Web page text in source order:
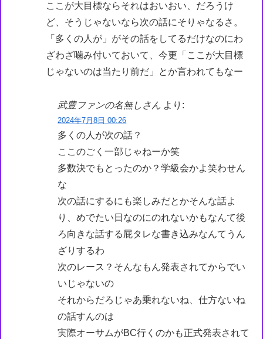
ここが大目標ならそれはおいおい、だろうけ
ど、そうじゃないなら次の話にそりゃなるさ。
「多くの人が」がその話をしてるだけなのにわ
ざわざ噛み付いておいて、今更「ここが大目標
じゃないのは当たり前だ」とか言われてもなー
武豊ファンの名無しさん より:
2024年7月8日 00:26
多くの人が次の話？
ここのごく一部じゃねーか笑
多数決でもとったのか？学級会かよ笑わせん
な
次の話にするにも楽しみだとかそんな話よ
り、めでたい日なのにのれないかもなんて後
ろ向きな話する屁タレな書き込みなんてうん
ざりするわ
次のレース？そんなもん発表されてからでい
いじゃないの
それからだろじゃあ乗れないね、仕方ないね
の話すんのは
実際オーサムがBC行くのかも正式発表されて